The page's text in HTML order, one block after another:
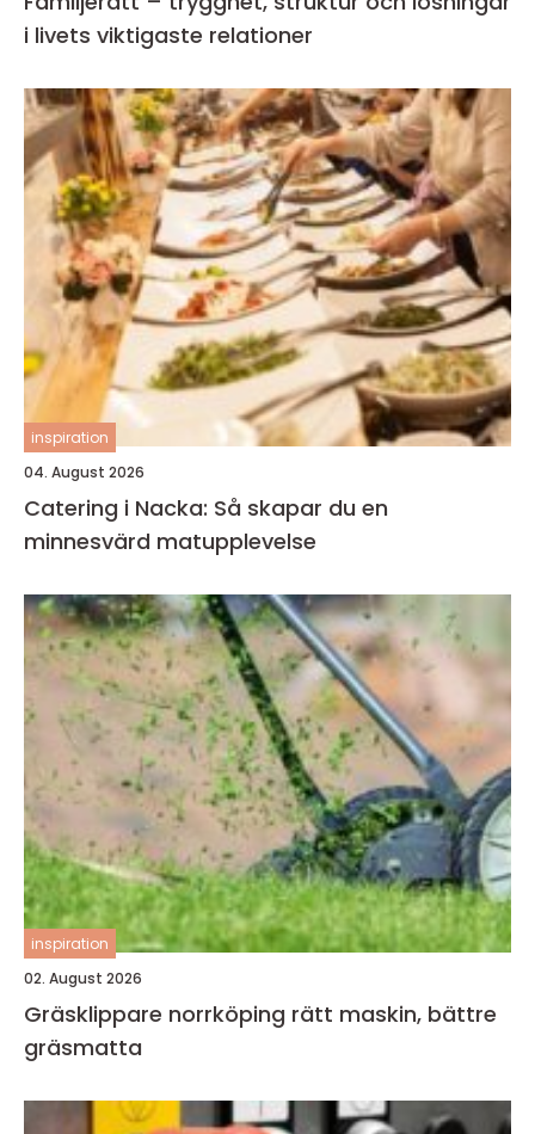
i livets viktigaste relationer
inspiration
04. August 2026
Catering i Nacka: Så skapar du en
minnesvärd matupplevelse
inspiration
02. August 2026
Gräsklippare norrköping rätt maskin, bättre
gräsmatta